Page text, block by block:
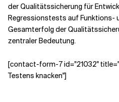
der Qualitätssicherung für
Regressionstests auf Funktions-
Gesamterfolg der
zentraler Bedeutung.
[contact-form-7 id="21032"
Testens knacken"]